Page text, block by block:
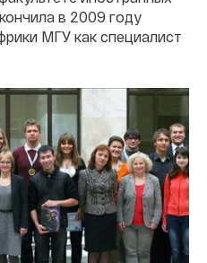
в 2009 году
МГУ как специалист